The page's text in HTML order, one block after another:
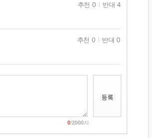
추천 0 반대 4
추천 0 반대 0
0/2000자